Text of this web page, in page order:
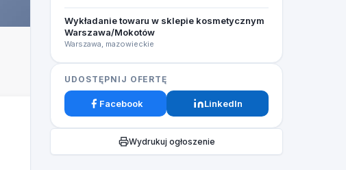
Wykładanie towaru w sklepie kosmetycznym
Warszawa/Mokotów
Warszawa, mazowieckie
UDOSTĘPNIJ OFERTĘ
Facebook LinkedIn
Wydrukuj ogłoszenie